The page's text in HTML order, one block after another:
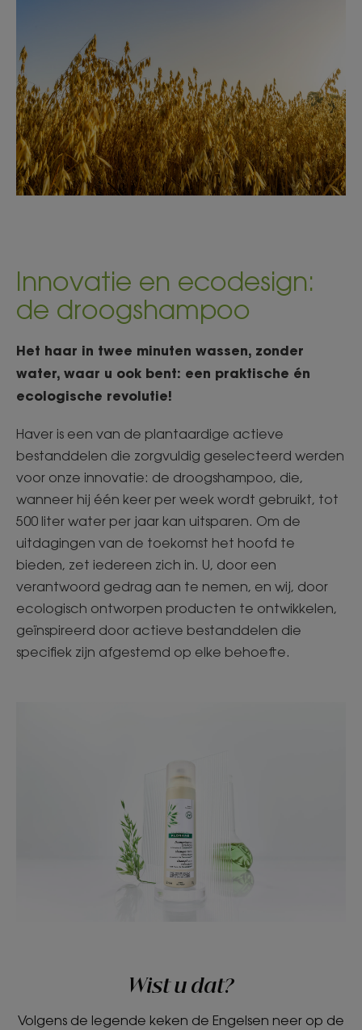
Innovatie en ecodesign:
de droogshampoo
Het haar in twee minuten wassen, zonder
water, waar u ook bent: een praktische én
ecologische revolutie!
Haver is een van de plantaardige actieve
bestanddelen die zorgvuldig geselecteerd werden
voor onze innovatie: de droogshampoo, die,
wanneer hij één keer per week wordt gebruikt, tot
500 liter water per jaar kan uitsparen. Om de
uitdagingen van de toekomst het hoofd te
bieden, zet iedereen zich in. U, door een
verantwoord gedrag aan te nemen, en wij, door
ecologisch ontworpen producten te ontwikkelen,
geïnspireerd door actieve bestanddelen die
specifiek zijn afgestemd op elke behoefte.
Wist u dat?
Volgens de legende keken de Engelsen neer op de